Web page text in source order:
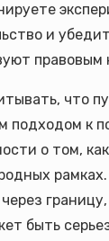
и
правовым
что
подходом к
о том,
рамках.
быть